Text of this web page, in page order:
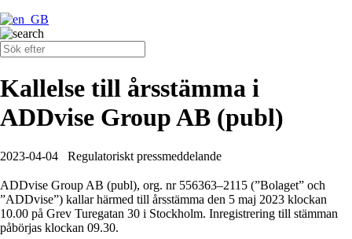
Kallelse till årsstämma i
ADDvise Group AB (publ)
2023-04-04 Regulatoriskt pressmeddelande
ADDvise Group AB (publ), org. nr 556363–2115 (”Bolaget” och
”ADDvise”) kallar härmed till årsstämma den 5 maj 2023 klockan
10.00 på Grev Turegatan 30 i Stockholm. Inregistrering till stämman
påbörjas klockan 09.30.